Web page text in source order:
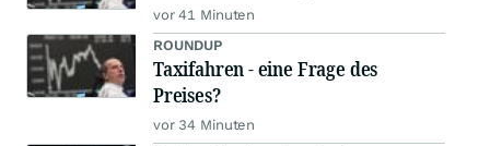
vor 41 Minuten
ROUNDUP
Taxifahren - eine Frage des
Preises?
vor 34 Minuten